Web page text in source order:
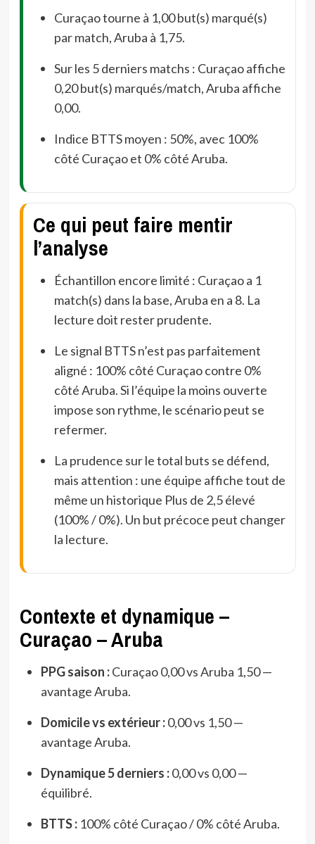
Curaçao tourne à 1,00 but(s) marqué(s)
par match, Aruba à 1,75.
Sur les 5 derniers matchs : Curaçao affiche
0,20 but(s) marqués/match, Aruba affiche
0,00.
Indice BTTS moyen : 50%, avec 100%
côté Curaçao et 0% côté Aruba.
Ce qui peut faire mentir
l’analyse
Échantillon encore limité : Curaçao a 1
match(s) dans la base, Aruba en a 8. La
lecture doit rester prudente.
Le signal BTTS n’est pas parfaitement
aligné : 100% côté Curaçao contre 0%
côté Aruba. Si l’équipe la moins ouverte
impose son rythme, le scénario peut se
refermer.
La prudence sur le total buts se défend,
mais attention : une équipe affiche tout de
même un historique Plus de 2,5 élevé
(100% / 0%). Un but précoce peut changer
la lecture.
Contexte et dynamique –
Curaçao – Aruba
PPG saison :Curaçao 0,00 vs Aruba 1,50 —
avantage Aruba.
Domicile vs extérieur :0,00 vs 1,50 —
avantage Aruba.
Dynamique 5 derniers :0,00 vs 0,00 —
équilibré.
BTTS :100% côté Curaçao / 0% côté Aruba.